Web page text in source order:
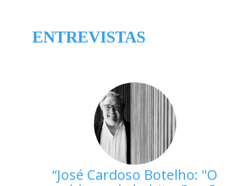
ENTREVISTAS
José Cardoso Botelho: "O